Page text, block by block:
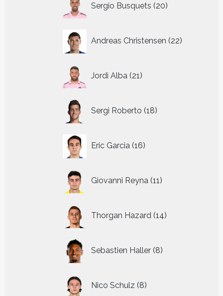
Sergio Busquets 20
producten
Andreas Christensen 22
producten
Jordi Alba 21
producten
Sergi Roberto 18
producten
Eric Garcia 16
producten
Giovanni Reyna 11
producten
Thorgan Hazard 14
producten
Sebastien Haller 8
producten
Nico Schulz 8
producten